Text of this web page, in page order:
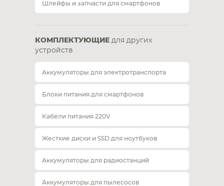
Шлейфы и запчасти для смартфонов
КОМПЛЕКТУЮЩИЕ для других
устройств
Аккумуляторы для электротранспорта
Блоки питания для смартфонов
Кабели питания 220V
Жесткие диски и SSD для ноутбуков
Аккумуляторы для радиостанций
Аккумуляторы для пылесосов